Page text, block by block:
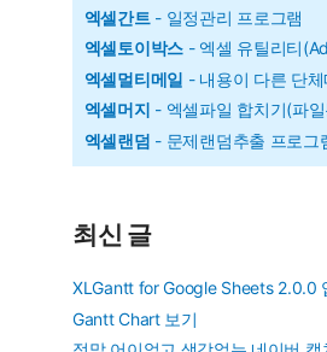
엑셀간트- 일정관리 프로그램
엑셀토이박스 - 엑셀 유틸리티
엑셀멀티메일 - 내용이 다른 단
엑셀머지 - 엑셀파일 합치기(파
엑셀랜덤 - 문제랜덤추출 프로그
최신 글
XLGantt for Google Sheets 2.0.0
Gantt Chart 보기